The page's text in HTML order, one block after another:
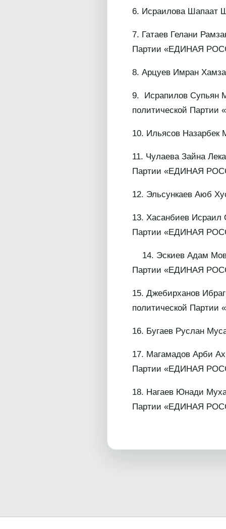
6. Исраилова Шапаат
7. Гатаев Гелани
Партии «ЕДИНАЯ
8. Арцуев Имран
9. Исрапилов Супьян
политической
10. Ильясов Назарбек
11. Чулаева Зайна
Партии «ЕДИНАЯ
12. Эльсункаев Аюб
13. Хасанбиев Исраил
Партии «ЕДИНАЯ
14. Эскиев Адам
Партии «ЕДИНАЯ
15. Джебирханов
политической
16. Бугаев Руслан
17. Магамадов Арби
Партии «ЕДИНАЯ
18. Нагаев Юнади
Партии «ЕДИНАЯ